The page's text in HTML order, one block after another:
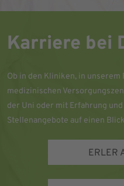
Karriere bei
Ob in den Kliniken, in unserem
medizinischen
der Uni oder mit Erfahrung
Stellenangebote auf einen
ERLER